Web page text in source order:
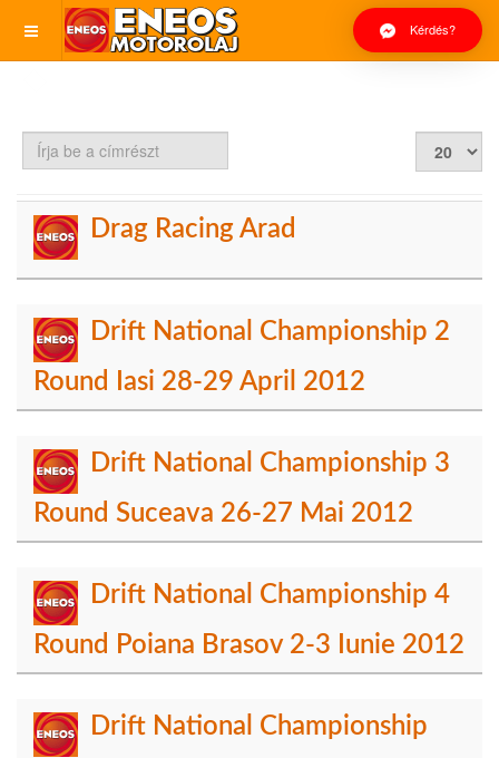
Kérdés?
Írja
a
Drag Racing Arad
Drift National Championship 2
Round Iasi 28-29 April 2012
Drift National Championship 3
Round Suceava 26-27 Mai 2012
Drift National Championship 4
Round Poiana Brasov 2-3 Iunie 2012
Drift National Championship